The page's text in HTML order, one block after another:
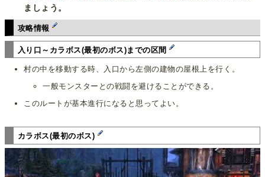
ましょう。
攻略情報
入り口～カラボス(最初のボス)までの区間
村の中を移動する時、入口から左側の建物の屋根上を行く。
一般モンスターとの戦闘を避けることができる。
このルートが基本進行になると思ってよい。
カラボス(最初のボス)